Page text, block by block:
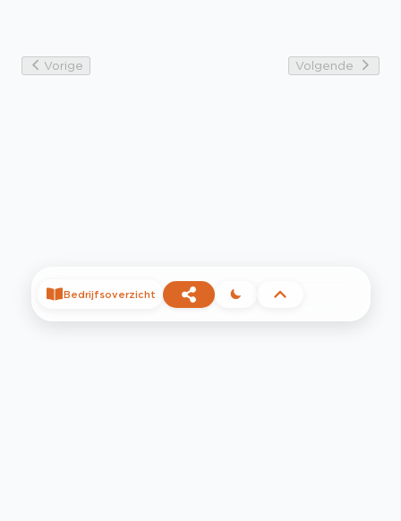
Vorige Volgende
Bedrijfsoverzicht